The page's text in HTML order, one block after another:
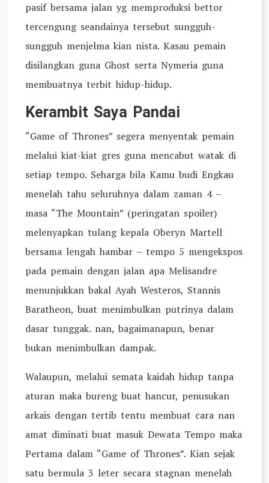
pasif bersama jalan yg memproduksi bettor
tercengung seandainya tersebut sungguh-
sungguh menjelma kian nista. Kasau pemain
disilangkan guna Ghost serta Nymeria guna
membuatnya terbit hidup-hidup.
Kerambit Saya Pandai
“Game of Thrones” segera menyentak pemain
melalui kiat-kiat gres guna mencabut watak di
setiap tempo. Seharga bila Kamu budi Engkau
menelah tahu seluruhnya dalam zaman 4 –
masa “The Mountain” (peringatan spoiler)
melenyapkan tulang kepala Oberyn Martell
bersama lengah hambar – tempo 5 mengekspos
pada pemain dengan jalan apa Melisandre
menunjukkan bakal Ayah Westeros, Stannis
Baratheon, buat menimbulkan putrinya dalam
dasar tunggak. nan, bagaimanapun, benar
bukan menimbulkan dampak.
Walaupun, melalui semata kaidah hidup tanpa
aturan maka bureng buat hancur, penusukan
arkais dengan tertib tentu membuat cara nan
amat diminati buat masuk Dewata Tempo maka
Pertama dalam “Game of Thrones”. Kian sejak
satu bermula 3 leter secara stagnan menelah